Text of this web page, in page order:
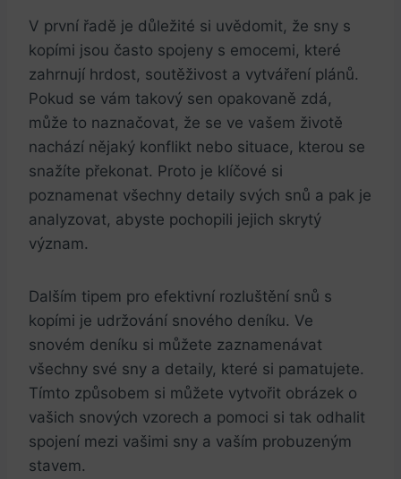
V první řadě je důležité si uvědomit, že sny s
kopími jsou často spojeny s emocemi, které
zahrnují hrdost, soutěživost a vytváření plánů.
Pokud se vám takový sen opakovaně zdá,
může to naznačovat, že se ve vašem životě
nachází nějaký konflikt nebo situace, kterou se
snažíte překonat. Proto je klíčové si
poznamenat všechny detaily svých snů a pak je
analyzovat, abyste pochopili jejich skrytý
význam.
Dalším tipem pro efektivní rozluštění snů s
kopími je udržování snového deníku. Ve
snovém deníku si můžete zaznamenávat
všechny své sny a detaily, které si pamatujete.
Tímto způsobem si můžete vytvořit obrázek o
vašich snových vzorech a pomoci si tak odhalit
spojení mezi vašimi sny a vaším probuzeným
stavem.